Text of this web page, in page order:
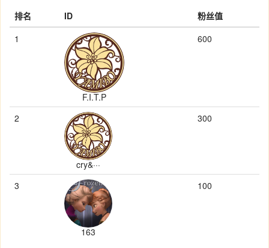
排名 ID
粉丝值
1
F.I.T.P
600
2
cry&···
300
3
163
100